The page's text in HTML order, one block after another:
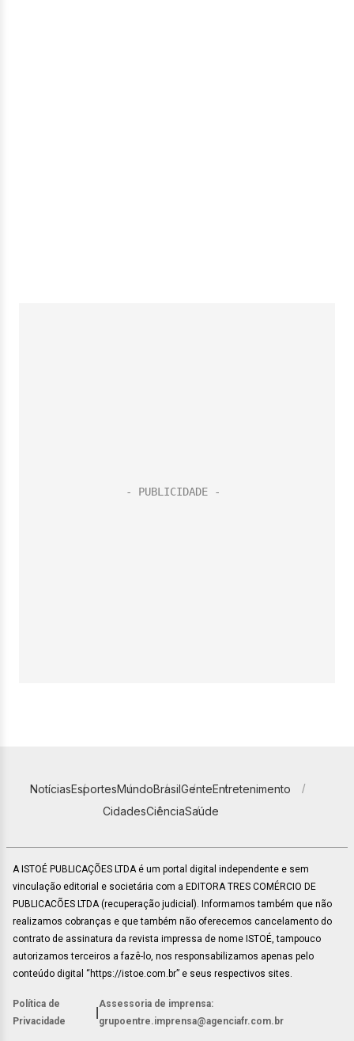
NotíciasEsportesMundoBrasilGenteEntretenimento
CidadesCiênciaSaúde
A ISTOÉ PUBLICAÇÕES LTDA é um portal digital independente e sem
vinculação editorial e societária com a EDITORA TRES COMÉRCIO DE
PUBLICACÕES LTDA (recuperação judicial). Informamos também que não
realizamos cobranças e que também não oferecemos cancelamento do
contrato de assinatura da revista impressa de nome ISTOÉ, tampouco
autorizamos terceiros a fazê-lo, nos responsabilizamos apenas pelo
conteúdo digital “https://istoe.com.br” e seus respectivos sites.
Política de
Privacidade
Assessoria de imprensa:
grupoentre.imprensa@agenciafr.com.br